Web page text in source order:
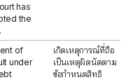
has
the
of
under
เกิดเหตุการณ์ที่ถือ
เป็นเหตุผิดนัดตาม
ข้อกำหนดสิทธิ